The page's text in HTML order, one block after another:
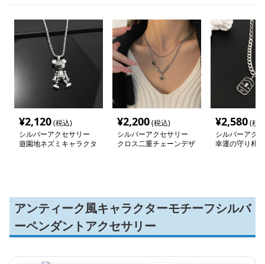
¥2,120(税込)
シルバーアクセサリー
遊園地ネズミキャラクタ
¥2,200(税込)
シルバーアクセサリー
クロス二重チェーンデザ
¥2,580(税
シルバーアク
幸運の守り札
アンティーク風キャラクターモチーフシルバ
ーペンダントアクセサリー